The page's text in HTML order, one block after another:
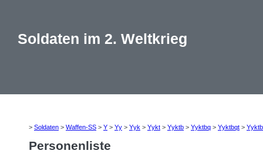
Soldaten im 2. Weltkrieg
> Soldaten > Waffen-SS > Y > Yy > Yyk > Yykt > Yyktb > Yyktbq > Yyktbqt >
Personenliste